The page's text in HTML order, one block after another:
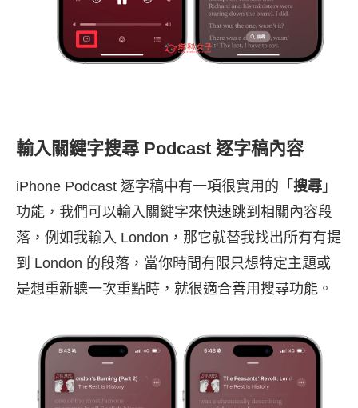
輸入關鍵字搜尋 Podcast 逐字稿內容
iPhone Podcast 逐字稿中有一項很實用的「 搜尋 」
功能，我們可以輸入關鍵字來快速跳到相關內容段
落，例如我輸入 London，那它就替我找出所有有提
到 London 的段落，當你時間有限只想特定主題或
是想重新聽一次重點時，就很適合善用搜尋功能。